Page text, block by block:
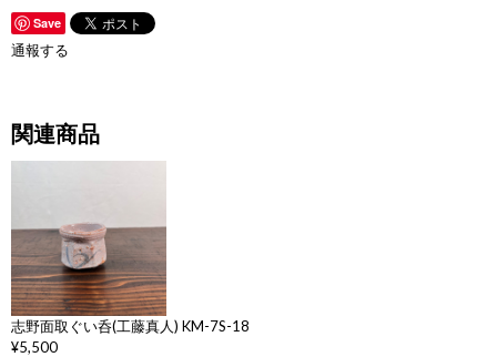
Save
通報する
関連商品
志野面取ぐい呑(工藤真人) KM-7S-18
¥5,500